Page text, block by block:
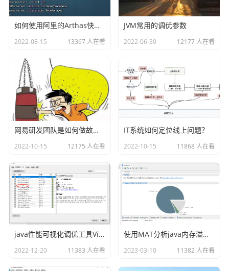
当然，前5分钟并不能决定最后的结果。面试官会根据接下
来的问答加强或者否定自己的既有印象。当然也在期待面试
者能给出一个Punchline(点睛之笔)，也就是我们在评价面试
如果给的评语是：都还行，但没有亮点。那能否Pass只能祈
求招聘方真的很缺人了。
最难的事
也没有大错；说他行吧，回答总是缺点意思，没有答到面试
官想了解的点上。
如何使用阿里的Arthas快速定位正在线上运行的程序问题
2022-08-15 13367 人在看
JVM常用的调优参数
2022-06-30 12177 人在看
网易研发团队是如何做故障演练的？
2022-10-15 12175 人在看
IT系统如何定位线上问题？
2022-10-15 11868 人在看
java性能可视化调优工具VisualVM插件之Visual GC
2022-12-20 11383 人在看
使用MAT分析java内存溢出的原因
2023-03-10 11382 人在看